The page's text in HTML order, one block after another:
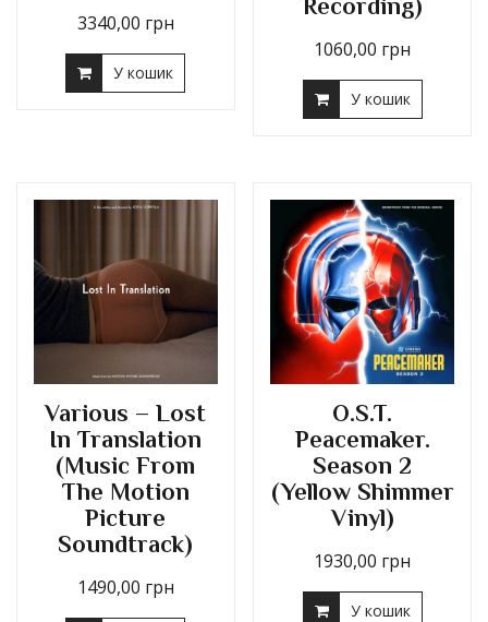
3340,00 грн
У кошик
Recording)
1060,00 грн
У кошик
Various – Lost
In Translation
(Music From
The Motion
Picture
Soundtrack)
1490,00 грн
O.S.T.
Peacemaker.
Season 2
(Yellow Shimmer
Vinyl)
1930,00 грн
У кошик